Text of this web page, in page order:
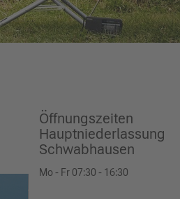
Öffnungszeiten
Hauptniederlassung
Schwabhausen
Mo - Fr 07:30 - 16:30